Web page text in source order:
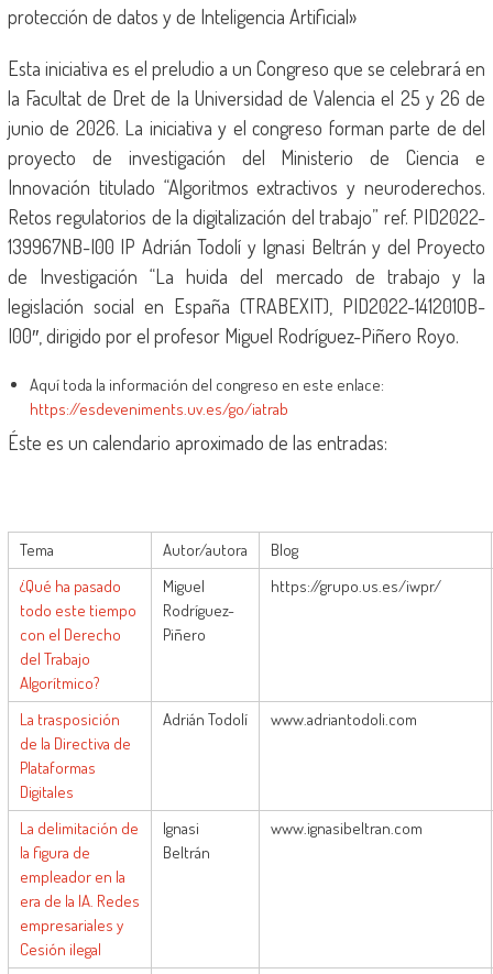
protección de datos y de Inteligencia Artificial»
Esta iniciativa es el preludio a un Congreso que se celebrará en
la Facultat de Dret de la Universidad de Valencia el 25 y 26 de
junio de 2026. La iniciativa y el congreso forman parte de del
proyecto de investigación del Ministerio de Ciencia e
Innovación titulado “Algoritmos extractivos y neuroderechos.
Retos regulatorios de la digitalización del trabajo” ref. PID2022-
139967NB-I00 IP Adrián Todolí y Ignasi Beltrán y del Proyecto
de Investigación “La huida del mercado de trabajo y la
legislación social en España (TRABEXIT), PID2022-141201OB-
I00″, dirigido por el profesor Miguel Rodríguez-Piñero Royo.
Aquí toda la información del congreso en este enlace:
https://esdeveniments.uv.es/go/iatrab
Éste es un calendario aproximado de las entradas:
Tema Autor/autora
Blog
¿Qué ha pasado
todo este tiempo
con el Derecho
del Trabajo
Algorítmico?
Miguel
Rodríguez-
Piñero
https://grupo.us.es/iwpr/
La trasposición
de la Directiva de
Plataformas
Digitales
Adrián Todolí www.adriantodoli.com
La delimitación de
la figura de
empleador en la
era de la IA. Redes
empresariales y
Cesión ilegal
Ignasi
Beltrán
www.ignasibeltran.com